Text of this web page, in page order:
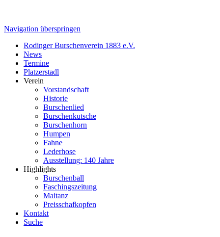
Navigation überspringen
Rodinger Burschenverein 1883 e.V.
News
Termine
Platzerstadl
Verein
Vorstandschaft
Historie
Burschenlied
Burschenkutsche
Burschenhorn
Humpen
Fahne
Lederhose
Ausstellung: 140 Jahre
Highlights
Burschenball
Faschingszeitung
Maitanz
Preisschafkopfen
Kontakt
Suche